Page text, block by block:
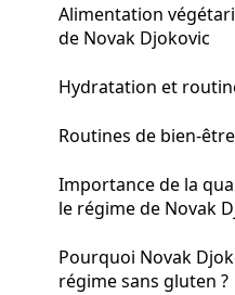
Alimentation
de Novak Djokovic
Hydratation et
Routines de bien-
Importance de la
le régime de Novak
Pourquoi Novak
régime sans gluten ?